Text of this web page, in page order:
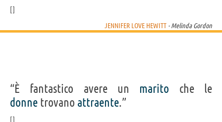
JENNIFER LOVE HEWITT - Melinda Gordon
“È fantastico avere un marito che le
donne trovano attraente.”